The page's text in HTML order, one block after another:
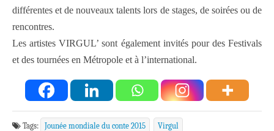
différentes et de nouveaux talents lors de stages, de soirées ou de
rencontres.
Les artistes VIRGUL’ sont également invités pour des Festivals
et des tournées en Métropole et à l’international.
Tags: Jounée mondiale du conte 2015 Virgul